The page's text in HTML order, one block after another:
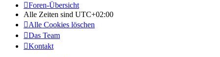
Foren-Übersicht
Alle Zeiten sind UTC+02:00
Alle Cookies löschen
Das Team
Kontakt